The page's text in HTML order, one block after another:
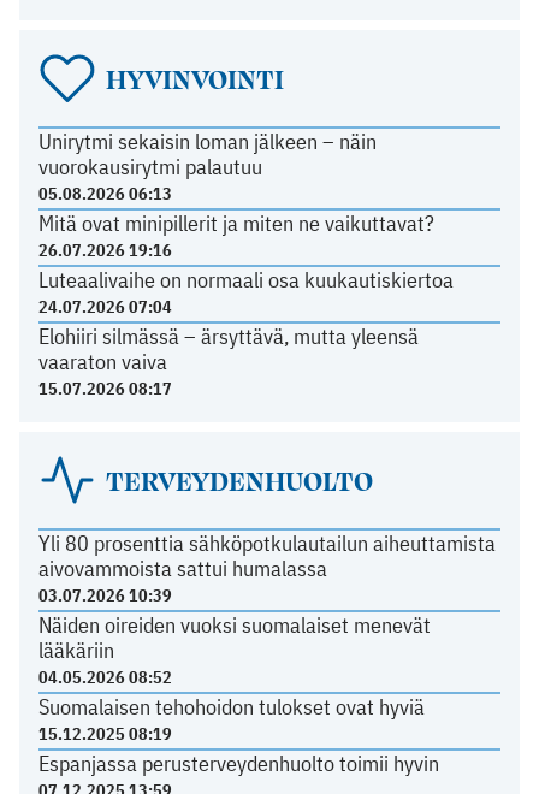
HYVINVOINTI
Unirytmi sekaisin loman jälkeen – näin
vuorokausirytmi palautuu
05.08.2026 06:13
Mitä ovat minipillerit ja miten ne vaikuttavat?
26.07.2026 19:16
Luteaalivaihe on normaali osa kuukautiskiertoa
24.07.2026 07:04
Elohiiri silmässä – ärsyttävä, mutta yleensä
vaaraton vaiva
15.07.2026 08:17
TERVEYDENHUOLTO
Yli 80 prosenttia sähköpotkulautailun aiheuttamista
aivovammoista sattui humalassa
03.07.2026 10:39
Näiden oireiden vuoksi suomalaiset menevät
lääkäriin
04.05.2026 08:52
Suomalaisen tehohoidon tulokset ovat hyviä
15.12.2025 08:19
Espanjassa perusterveydenhuolto toimii hyvin